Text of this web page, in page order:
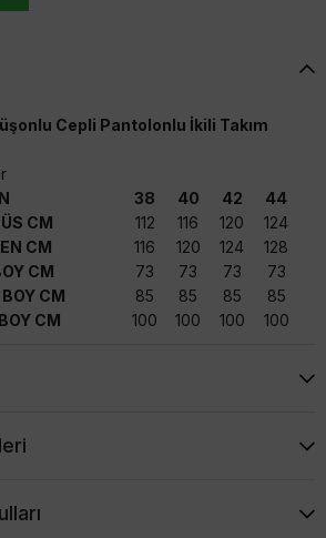
Cepli Pantolonlu İkili Takım
38 40 42
44
CM
112 116 120
124
CM
116 120 124
128
CM
73 73 73
73
CM
85 85 85
85
CM
100 100 100 100